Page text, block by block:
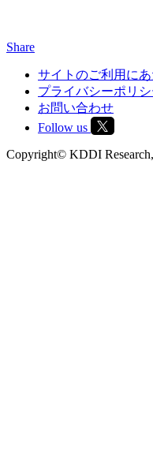
Share
サイトのご利用に
プライバシーポリシ
お問い合わせ
Follow us
Copyright© KDDI